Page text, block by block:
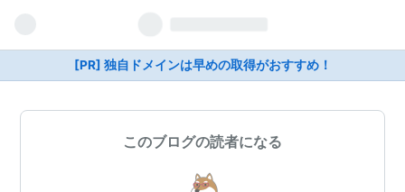
[PR] 独自ドメインは早めの取得がおすすめ！
このブログの読者になる